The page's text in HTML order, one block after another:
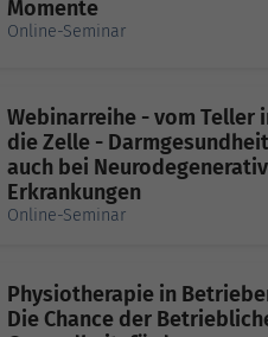
Momente
Online-Seminar
Webinarreihe - vom Teller
die Zelle -
auch bei
Erkrankungen
Online-Seminar
Physiotherapie in
Die Chance der